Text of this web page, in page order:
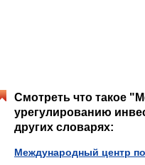
Смотреть что такое
урегулированию
других словарях:
Международный центр